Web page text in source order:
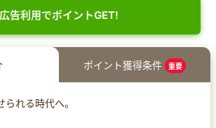
広告利用でポイントGET!
ポイント獲得条件 重要
れる時代へ。